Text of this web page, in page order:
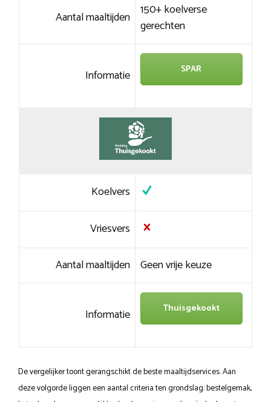
Aantal maaltijden 150+ koelverse
gerechten
Informatie SPAR
Koelvers
Vriesvers
Aantal maaltijden Geen vrije keuze
Informatie Thuisgekookt
De vergelijker toont gerangschikt de beste maaltijdservices. Aan
deze volgorde liggen een aantal criteria ten grondslag: bestelgemak,